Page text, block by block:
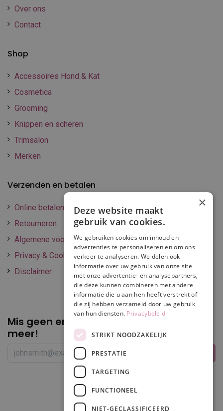
Over ons
Contact
Shop
Accessoires Hond & Kat
Cosmetica
Grooming
Knippen en scheren
Trimsalon
Merken
Verzenden en betalen
Online betalen
Retourneren
Algemene voorwaarden
Privacy & Cookie policy
Disclaimer
Mis geen enkele
promotie of korting
meer!
×
Deze website maakt
gebruik van cookies.
We gebruiken cookies om inhoud en
advertenties te personaliseren en om ons
verkeer te analyseren. We delen ook
informatie over uw gebruik van onze site
met onze advertentie- en analysepartners,
die deze kunnen combineren met andere
informatie die u aan hen heeft verstrekt of
die zij hebben verzameld door uw gebruik
van hun diensten. Privacybeleid
STRIKT NOODZAKELIJK
PRESTATIE
TARGETING
FUNCTIONEEL
NIET-GECLASSIFICEERD